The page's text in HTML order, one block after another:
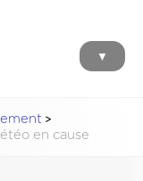
▼
en cause